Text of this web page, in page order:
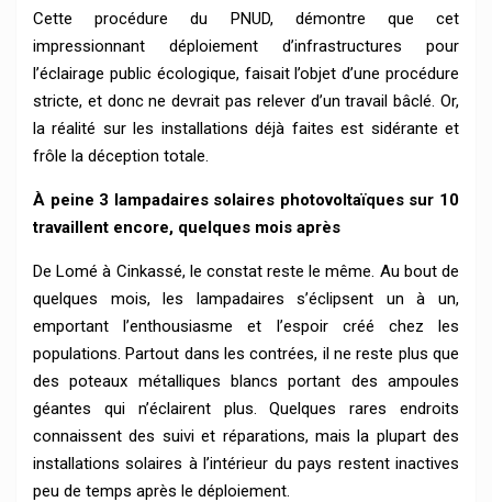
Cette procédure du PNUD, démontre que cet
impressionnant déploiement d’infrastructures pour
l’éclairage public écologique, faisait l’objet d’une procédure
stricte, et donc ne devrait pas relever d’un travail bâclé. Or,
la réalité sur les installations déjà faites est sidérante et
frôle la déception totale.
À peine 3 lampadaires solaires photovoltaïques sur 10
travaillent encore, quelques mois après
De Lomé à Cinkassé, le constat reste le même. Au bout de
quelques mois, les lampadaires s’éclipsent un à un,
emportant l’enthousiasme et l’espoir créé chez les
populations. Partout dans les contrées, il ne reste plus que
des poteaux métalliques blancs portant des ampoules
géantes qui n’éclairent plus. Quelques rares endroits
connaissent des suivi et réparations, mais la plupart des
installations solaires à l’intérieur du pays restent inactives
peu de temps après le déploiement.